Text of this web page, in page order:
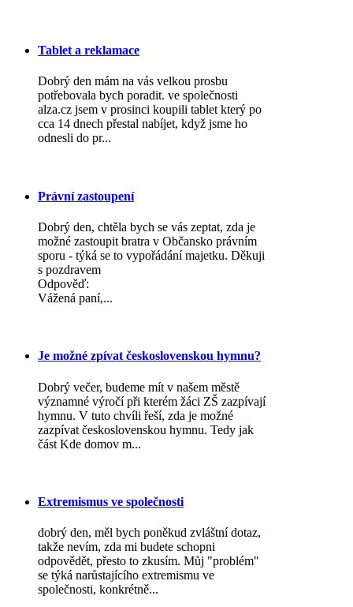
Tablet a reklamace
Dobrý den mám na vás velkou prosbu
potřebovala bych poradit. ve společnosti
alza.cz jsem v prosinci koupili tablet který po
cca 14 dnech přestal nabíjet, když jsme ho
odnesli do pr...
Právní zastoupení
Dobrý den, chtěla bych se vás zeptat, zda je
možné zastoupit bratra v Občansko právním
sporu - týká se to vypořádání majetku. Děkuji
s pozdravem
Odpověď:
Vážená paní,...
Je možné zpívat československou hymnu?
Dobrý večer, budeme mít v našem městě
významné výročí při kterém žáci ZŠ zazpívají
hymnu. V tuto chvíli řeší, zda je možné
zazpívat československou hymnu. Tedy jak
část Kde domov m...
Extremismus ve společnosti
dobrý den, měl bych poněkud zvláštní dotaz,
takže nevím, zda mi budete schopni
odpovědět, přesto to zkusím. Můj "problém"
se týká narůstajícího extremismu ve
společnosti, konkrétně...